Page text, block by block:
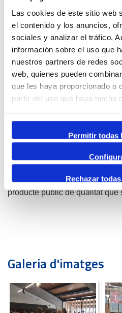
Las cookies de este sitio web
el contenido y los anuncios,
sociales y analizar el tráfico.
información sobre el uso que
nuestros partners de redes
web, quienes pueden
que les haya proporcionado o
partir del uso que haya hecho
Permitir todas
Rechazar
Programa aproPA’T
El programa aproPA’T són
els centres educatius i
Museus de les Comarques
l’Ebre per convertir el
llenguatge museogràfic i els
dins de cada museu en un
generar contextos
estimulin el treball
Els projectes parteixen d’un
patrimoni o al museu. A
inicia una investigació per a
el treball en equip i la presa
producte públic de qualitat que
Galeria d'imatges